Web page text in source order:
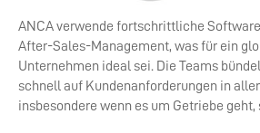
ANCA verwende fortschrittliche
After-Sales-Management, was für ein
Unternehmen ideal sei. Die Teams
schnell auf Kundenanforderungen in
insbesondere wenn es um Getriebe geht,